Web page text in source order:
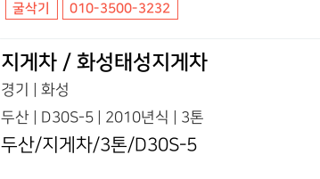
굴삭기 010-3500-3232
지게차 / 화성태성지게차
경기 | 화성
두산 | D30S-5 | 2010년식 | 3톤
두산/지게차/3톤/D30S-5